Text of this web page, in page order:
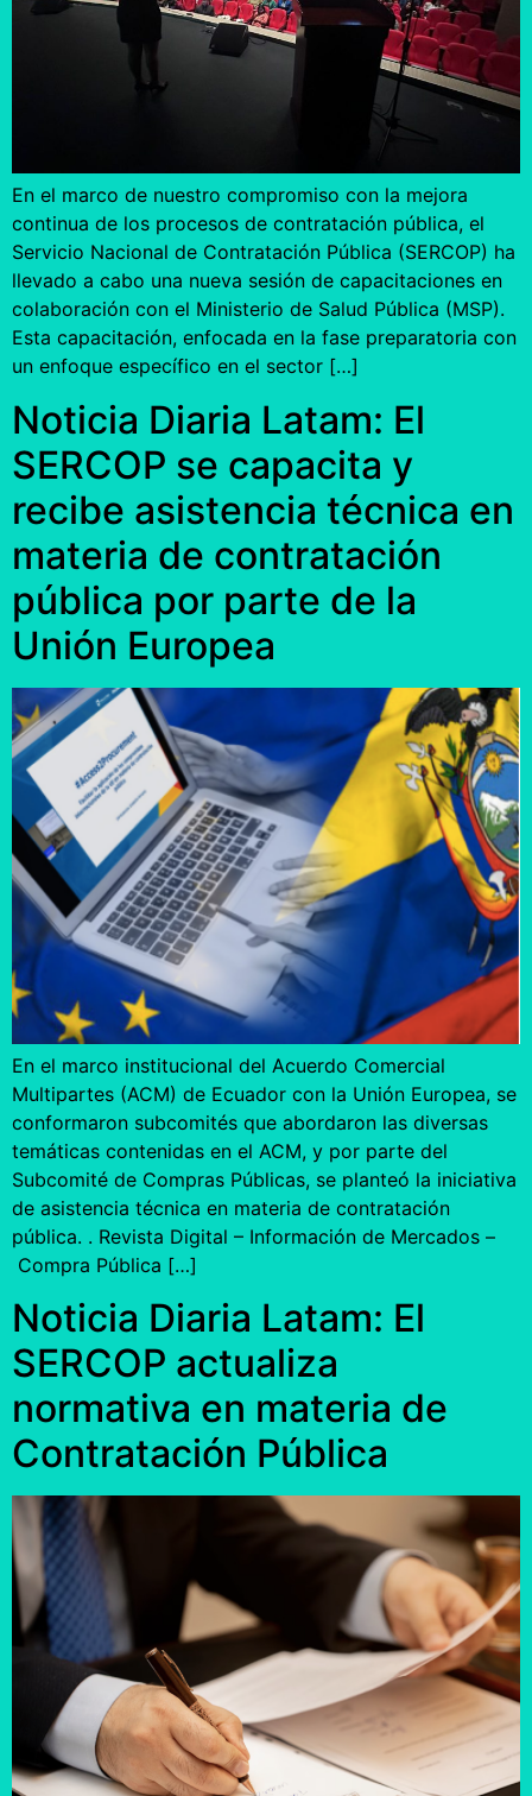
En el marco de nuestro compromiso con la mejora
continua de los procesos de contratación pública, el
Servicio Nacional de Contratación Pública (SERCOP) ha
llevado a cabo una nueva sesión de capacitaciones en
colaboración con el Ministerio de Salud Pública (MSP).
Esta capacitación, enfocada en la fase preparatoria con
un enfoque específico en el sector […]
Noticia Diaria Latam: El
SERCOP se capacita y
recibe asistencia técnica en
materia de contratación
pública por parte de la
Unión Europea
En el marco institucional del Acuerdo Comercial
Multipartes (ACM) de Ecuador con la Unión Europea, se
conformaron subcomités que abordaron las diversas
temáticas contenidas en el ACM, y por parte del
Subcomité de Compras Públicas, se planteó la iniciativa
de asistencia técnica en materia de contratación
pública. . Revista Digital – Información de Mercados –
Compra Pública […]
Noticia Diaria Latam: El
SERCOP actualiza
normativa en materia de
Contratación Pública